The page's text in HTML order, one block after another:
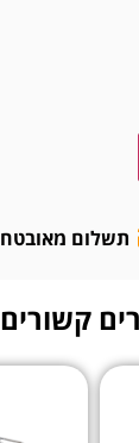
תשלום מאובטח
קשורים